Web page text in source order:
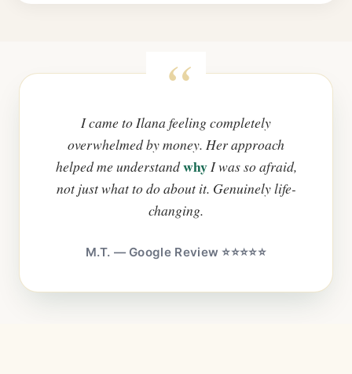
I came to Ilana feeling completely
overwhelmed by money. Her approach
helped me understandwhyI was so afraid,
not just what to do about it. Genuinely life-
changing.
M.T. — Google Review ⭐⭐⭐⭐⭐